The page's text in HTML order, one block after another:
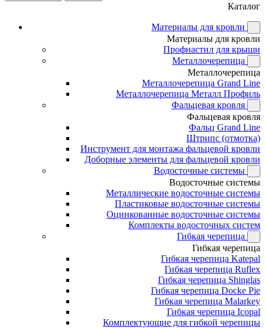
Каталог
Материалы для кровли
Материалы для кровли
Профнастил для крыши
Металлочерепица
Металлочерепица
Металлочерепица Grand Line
Металлочерепица Металл Профиль
Фальцевая кровля
Фальцевая кровля
Фальц Grand Line
Штрипс (отмотка)
Инструмент для монтажа фальцевой кровли
Доборные элементы для фальцевой кровли
Водосточные системы
Водосточные системы
Металлические водосточные системы
Пластиковые водосточные системы
Оцинкованные водосточные системы
Комплекты водосточных систем
Гибкая черепица
Гибкая черепица
Гибкая черепица Katepal
Гибкая черепица Ruflex
Гибкая черепица Shinglas
Гибкая черепица Docke Pie
Гибкая черепица Malarkey
Гибкая черепица Icopal
Комплектующие для гибкой черепицы